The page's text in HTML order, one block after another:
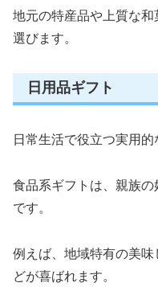
地元の特産品や上質な
選びます。
日用品ギフト
日常生活で役立つ実用的
食品系ギフトは、親族
です。
例えば、地域特有の美
どが喜ばれます。